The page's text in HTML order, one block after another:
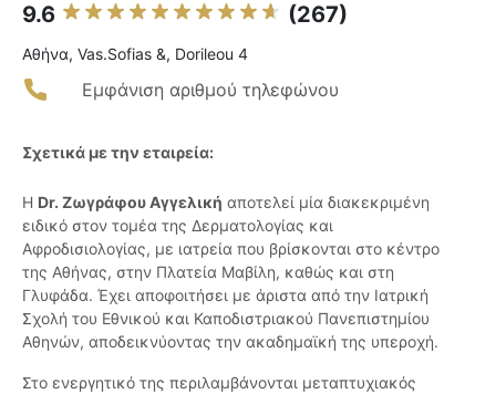
9.6 (267)
Αθήνα, Vas.Sofias &, Dorileou 4
Εμφάνιση αριθμού τηλεφώνου
Σχετικά με την εταιρεία:
Η Dr. Ζωγράφου Αγγελική αποτελεί μία διακεκριμένη
ειδικό στον τομέα της Δερματολογίας και
Αφροδισιολογίας, με ιατρεία που βρίσκονται στο κέντρο
της Αθήνας, στην Πλατεία Μαβίλη, καθώς και στη
Γλυφάδα. Έχει αποφοιτήσει με άριστα από την Ιατρική
Σχολή του Εθνικού και Καποδιστριακού Πανεπιστημίου
Αθηνών, αποδεικνύοντας την ακαδημαϊκή της υπεροχή.
Στο ενεργητικό της περιλαμβάνονται μεταπτυχιακός